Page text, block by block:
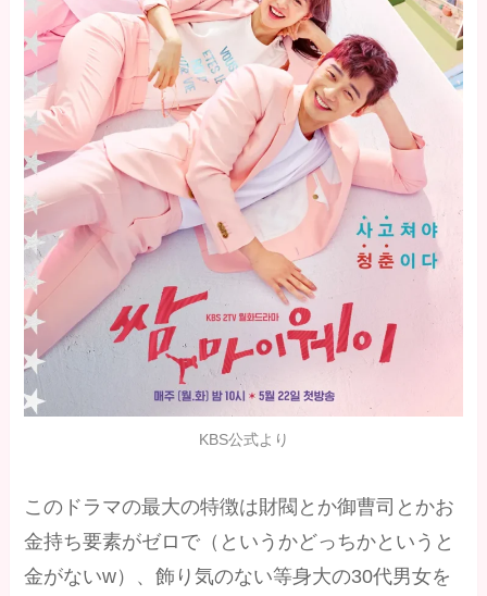
KBS公式より
このドラマの最大の特徴は財閥とか御曹司とかお
金持ち要素がゼロで（というかどっちかというと
金がないw）、飾り気のない等身大の30代男女を